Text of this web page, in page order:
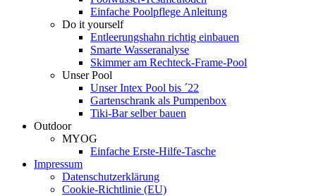
Einfache Poolpflege Anleitung
Do it yourself
Ent­leerungs­hahn richtig einbauen
Smarte Wasseranalyse
Skimmer am Rechteck-Frame-Pool
Unser Pool
Unser Intex Pool bis ´22
Gartenschrank als Pumpenbox
Tiki-Bar selber bauen
Outdoor
MYOG
Einfache Erste-Hilfe-Tasche
Impressum
Datenschutzerklärung
Cookie-Richtlinie (EU)